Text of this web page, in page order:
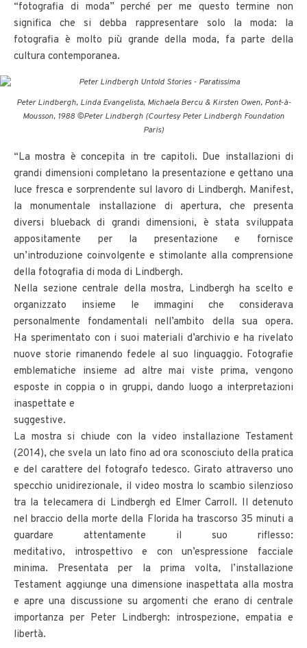
“fotografia di moda” perché per me questo termine non
significa che si debba rappresentare solo la moda: la
fotografia è molto più grande della moda, fa parte della
cultura contemporanea.
Peter Lindbergh, Linda Evangelista, Michaela Bercu & Kirsten Owen, Pont-à-
Mousson, 1988 ©Peter Lindbergh (Courtesy Peter Lindbergh Foundation
Paris)
“La mostra è concepita in tre capitoli. Due installazioni di
grandi dimensioni completano la presentazione e gettano una
luce fresca e sorprendente sul lavoro di Lindbergh. Manifest,
la monumentale installazione di apertura, che presenta
diversi blueback di grandi dimensioni, è stata sviluppata
appositamente per la presentazione e fornisce
un’introduzione coinvolgente e stimolante alla comprensione
della fotografia di moda di Lindbergh.
Nella sezione centrale della mostra, Lindbergh ha scelto e
organizzato insieme le immagini che considerava
personalmente fondamentali nell’ambito della sua opera.
Ha sperimentato con i suoi materiali d’archivio e ha rivelato
nuove storie rimanendo fedele al suo linguaggio. Fotografie
emblematiche insieme ad altre mai viste prima, vengono
esposte in coppia o in gruppi, dando luogo a interpretazioni
inaspettate e
suggestive.
La mostra si chiude con la video installazione Testament
(2014), che svela un lato fino ad ora sconosciuto della pratica
e del carattere del fotografo tedesco. Girato attraverso uno
specchio unidirezionale, il video mostra lo scambio silenzioso
tra la telecamera di Lindbergh ed Elmer Carroll. Il detenuto
nel braccio della morte della Florida ha trascorso 35 minuti a
guardare attentamente il suo riflesso:
meditativo, introspettivo e con un’espressione facciale
minima. Presentata per la prima volta, l’installazione
Testament aggiunge una dimensione inaspettata alla mostra
e apre una discussione su argomenti che erano di centrale
importanza per Peter Lindbergh: introspezione, empatia e
libertà.